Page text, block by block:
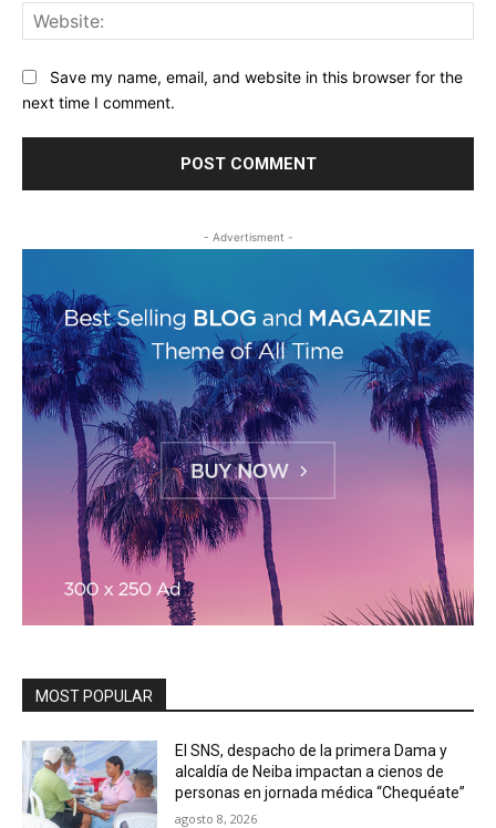
Save my name, email, and website in this browser for the
next time I comment.
- Advertisment -
MOST POPULAR
El SNS, despacho de la primera Dama y
alcaldía de Neiba impactan a cienos de
personas en jornada médica “Chequéate”
agosto 8, 2026